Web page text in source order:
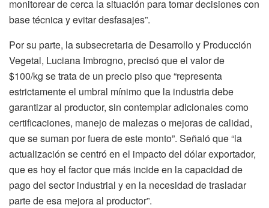
monitorear de cerca la situación para tomar decisiones con
base técnica y evitar desfasajes”.
Por su parte, la subsecretaria de Desarrollo y Producción
Vegetal, Luciana Imbrogno, precisó que el valor de
$100/kg se trata de un precio piso que “representa
estrictamente el umbral mínimo que la industria debe
garantizar al productor, sin contemplar adicionales como
certificaciones, manejo de malezas o mejoras de calidad,
que se suman por fuera de este monto”. Señaló que “la
actualización se centró en el impacto del dólar exportador,
que es hoy el factor que más incide en la capacidad de
pago del sector industrial y en la necesidad de trasladar
parte de esa mejora al productor”.